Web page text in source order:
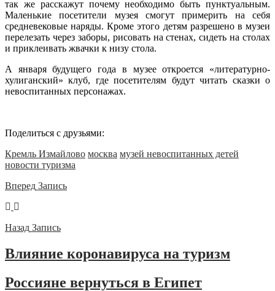
так же расскажут почему необходимо быть пунктуальным.
Маленькие посетители музея смогут примерить на себя
средневековые наряды. Кроме этого детям разрешено в музеи
перелезать через заборы, рисовать на стенах, сидеть на столах
и приклеивать жвачки к низу стола.
А января будущего года в музее откроется «литературно-
хулиганский» клуб, где посетителям будут читать сказки о
невоспитанных персонажах.
Поделиться с друзьями:
Кремль Измайлово москва музей невоспитанных детей
новости туризма
Вперед Запись
Назад Запись
Влияние коронавируса на туризм
Россияне вернуться в Египет